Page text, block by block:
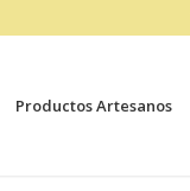
Productos Artesanos